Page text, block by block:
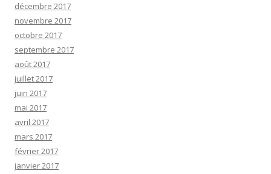
décembre 2017
novembre 2017
octobre 2017
septembre 2017
août 2017
juillet 2017
juin 2017
mai 2017
avril 2017
mars 2017
février 2017
janvier 2017